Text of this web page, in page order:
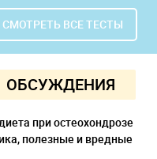
СМОТРЕТЬ ВСЕ ТЕСТЫ
ОБСУЖДЕНИЯ
при остеохондрозе
полезные и вредные